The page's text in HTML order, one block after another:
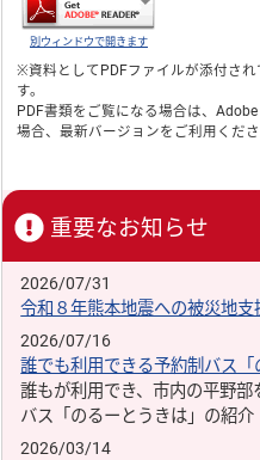
別ウィンドウで開きます
※資料としてPDFファイルが添付さ
す。
PDF書類をご覧になる場合は、Adobe
場合、最新バージョンをご利用くださ
重要なお知らせ
2026/07/31
令和８年熊本地震への被災地
2026/07/16
誰でも利用できる予約制バス
誰もが利用でき、市内の平野
バス「のるーとうきは」の紹介
2026/03/14